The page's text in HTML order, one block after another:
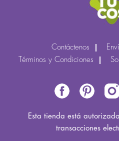
Contáctenos
Términos y Condiciones
Esta tienda está
transacciones